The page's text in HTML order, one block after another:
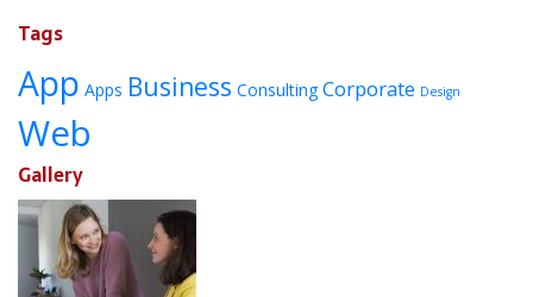
Tags
App Apps Business Consulting Corporate Design
Web
Gallery